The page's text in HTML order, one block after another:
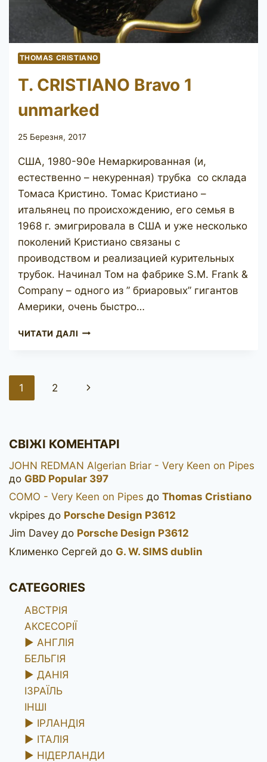
THOMAS CRISTIANO
T. CRISTIANO Bravo 1
unmarked
25 Березня, 2017
США, 1980-90е Немаркированная (и,
естественно – некуренная) трубка со склада
Томаса Кристино. Томас Кристиано –
итальянец по происхождению, его семья в
1968 г. эмигрировала в США и уже несколько
поколений Кристиано связаны с
проиводством и реализацией курительных
трубок. Начинал Том на фабрике S.M. Frank &
Company – одного из ” бриаровых” гигантов
Америки, очень быстро…
ЧИТАТИ ДАЛІ T.
Навігація
сторінками
1 2
Наступна
СВІЖІ КОМЕНТАРІ
JOHN REDMAN Algerian Briar - Very Keen on Pipes
до GBD Popular 397
COMO - Very Keen on Pipes до Thomas Cristiano
vkpipes до Porsche Design P3612
Jim Davey до Porsche Design P3612
Клименко Сергей до G. W. SIMS dublin
CATEGORIES
АВСТРІЯ
АКСЕСОРІЇ
► АНГЛІЯ
БЕЛЬГІЯ
► ДАНІЯ
ІЗРАЇЛЬ
ІНШІ
► ІРЛАНДІЯ
► ІТАЛІЯ
► НІДЕРЛАНДИ